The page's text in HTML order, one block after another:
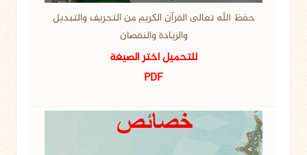
حفظ الله تعالى القرآن الكريم من التحريف والتبديل
والزيادة والنقصان
للتحميل اختر الصيغة
PDF